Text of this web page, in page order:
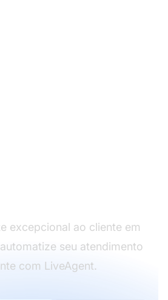
excepcional ao cliente em
seu atendimento
com LiveAgent.